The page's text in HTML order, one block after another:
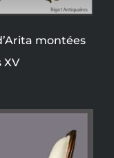
montées
XV